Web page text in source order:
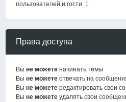
пользователей и гости: 1
Права доступа
Выне можете начинать темы
Выне можете отвечать на
Выне можете редактировать свои
Выне можете удалять свои